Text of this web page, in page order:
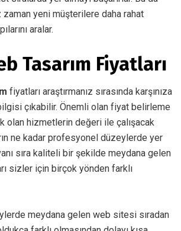
yeni müşterilere daha rahat
aralar.
Tasarım Fiyatları
fiyatları araştırmanız sırasında karşınıza
çıkabilir. Önemli olan fiyat belirleme
olan hizmetlerin değeri ile çalışacak
ne kadar profesyonel düzeylerde yer
yanı sıra kaliteli bir şekilde meydana gelen
sizler için birçok yönden farklı
meydana gelen web sitesi sıradan